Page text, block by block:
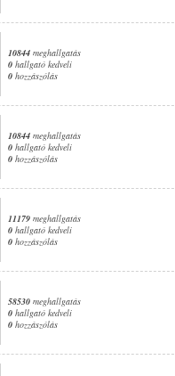
10844 meghallgatás
0 hallgató kedveli
0 hozzászólás
10844 meghallgatás
0 hallgató kedveli
0 hozzászólás
11179 meghallgatás
0 hallgató kedveli
0 hozzászólás
58530 meghallgatás
0 hallgató kedveli
0 hozzászólás